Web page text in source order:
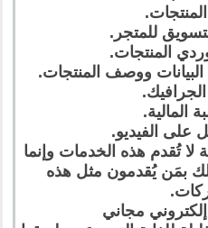
للمتجر.
المنتجات.
ووصف المنتجات.
المالية.
على الفيديو.
تُقدم هذه الخدمات وإنما
بمَن يُقدمون مثل هذه